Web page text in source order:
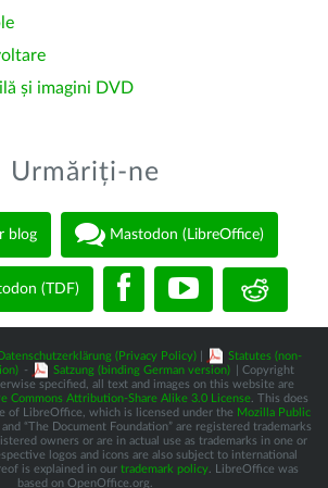
și imagini DVD
Urmăriți-ne
blog Mastodon (LibreOffice)
(TDF)
Datenschutzerklärung (Privacy Policy)
Statutes (non-
- Satzung (binding German version)
| Copyright
specified, all text and images on this website are
Commons Attribution-Share Alike 3.0 License. This does
of LibreOffice, which is licensed under the Mozilla Public
and “The Document Foundation” are registered trademarks
owners or are in actual use as trademarks in one or
logos and icons are also subject to international
is explained in our trademark policy. LibreOffice was
based on OpenOffice.org.